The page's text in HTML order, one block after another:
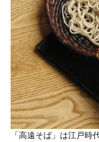
「高遠そば」は江戸時